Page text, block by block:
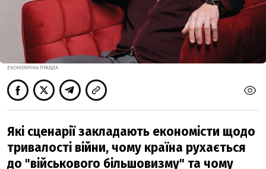
ЕКОНОМІЧНА ПРАВДА
Які сценарії закладають економісти щодо
тривалості війни, чому країна рухається
до "військового більшовизму" та чому